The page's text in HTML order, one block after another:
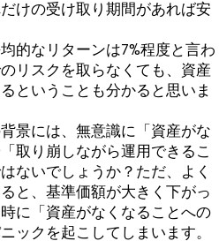
けの受け取り期間があれば安
的なリターンは7%程度と言わ
リスクを取らなくても、資産
ということも分かると思いま
景には、無意識に「資産がな
取り崩しながら運用できるこ
ないでしょうか？ただ、よく
と、基準価額が大きく下がっ
に「資産がなくなることへの
ックを起こしてしまいます。